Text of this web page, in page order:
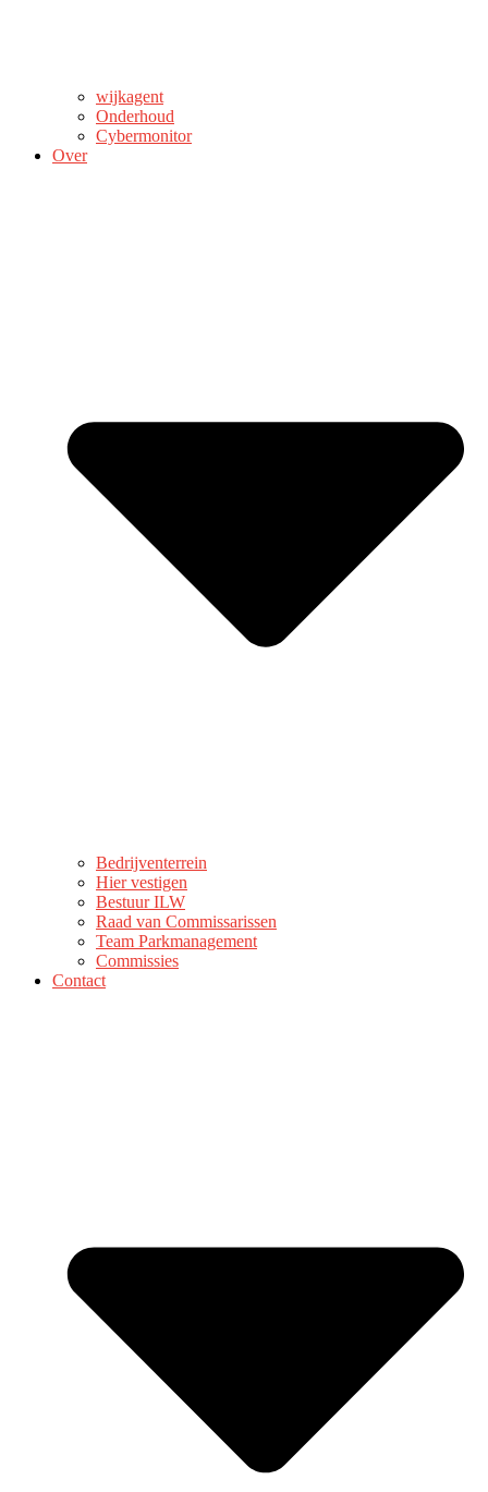
wijkagent
Onderhoud
Cybermonitor
Over
Bedrijventerrein
Hier vestigen
Bestuur ILW
Raad van Commissarissen
Team Parkmanagement
Commissies
Contact